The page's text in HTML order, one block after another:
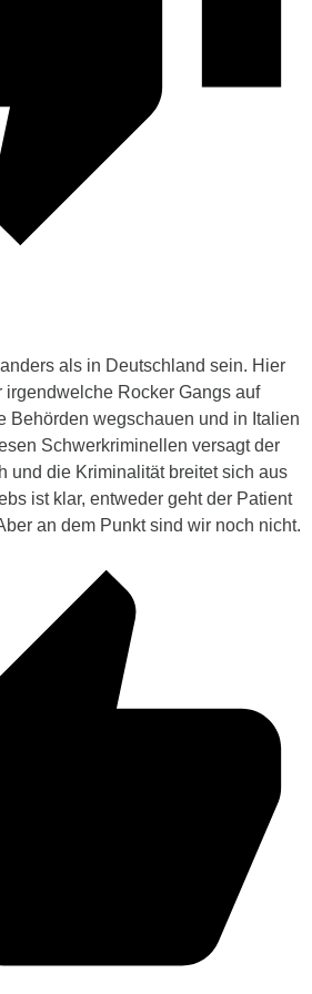
als in Deutschland sein. Hier
Rocker Gangs auf
Behörden wegschauen und in Italien
Schwerkriminellen versagt der
und die Kriminalität breitet sich aus
ist klar, entweder geht der Patient
an dem Punkt sind wir noch nicht.